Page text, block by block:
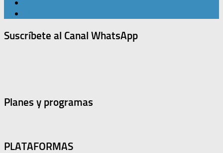
Suscríbete al Canal WhatsApp
Planes y programas
PLATAFORMAS